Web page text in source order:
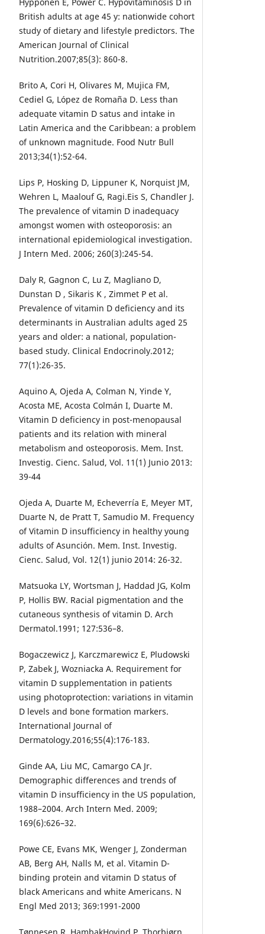
British adults at age 45 y: nationwide cohort
study of dietary and lifestyle predictors. The
American Journal of Clinical
Nutrition.2007;85(3): 860-8.
Brito A, Cori H, Olivares M, Mujica FM,
Cediel G, López de Romaña D. Less than
adequate vitamin D satus and intake in
Latin America and the Caribbean: a problem
of unknown magnitude. Food Nutr Bull
2013;34(1):52-64.
Lips P, Hosking D, Lippuner K, Norquist JM,
Wehren L, Maalouf G, Ragi.Eis S, Chandler J.
The prevalence of vitamin D inadequacy
amongst women with osteoporosis: an
international epidemiological investigation.
J Intern Med. 2006; 260(3):245-54.
Daly R, Gagnon C, Lu Z, Magliano D,
Dunstan D , Sikaris K , Zimmet P et al.
Prevalence of vitamin D deficiency and its
determinants in Australian adults aged 25
years and older: a national, population-
based study. Clinical Endocrinoly.2012;
77(1):26-35.
Aquino A, Ojeda A, Colman N, Yinde Y,
Acosta ME, Acosta Colmán I, Duarte M.
Vitamin D deficiency in post-menopausal
patients and its relation with mineral
metabolism and osteoporosis. Mem. Inst.
Investig. Cienc. Salud, Vol. 11(1) Junio 2013:
39-44
Ojeda A, Duarte M, Echeverría E, Meyer MT,
Duarte N, de Pratt T, Samudio M. Frequency
of Vitamin D insufficiency in healthy young
adults of Asunción. Mem. Inst. Investig.
Cienc. Salud, Vol. 12(1) junio 2014: 26-32.
Matsuoka LY, Wortsman J, Haddad JG, Kolm
P, Hollis BW. Racial pigmentation and the
cutaneous synthesis of vitamin D. Arch
Dermatol.1991; 127:536–8.
Bogaczewicz J, Karczmarewicz E, Pludowski
P, Zabek J, Wozniacka A. Requirement for
vitamin D supplementation in patients
using photoprotection: variations in vitamin
D levels and bone formation markers.
International Journal of
Dermatology.2016;55(4):176-183.
Ginde AA, Liu MC, Camargo CA Jr.
Demographic differences and trends of
vitamin D insufficiency in the US population,
1988–2004. Arch Intern Med. 2009;
169(6):626–32.
Powe CE, Evans MK, Wenger J, Zonderman
AB, Berg AH, Nalls M, et al. Vitamin D-
binding protein and vitamin D status of
black Americans and white Americans. N
Engl Med 2013; 369:1991-2000